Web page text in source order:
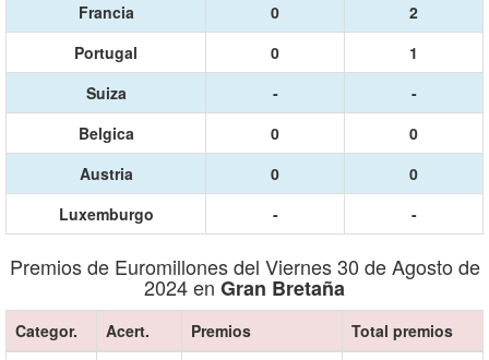
Francia
0
2
Portugal
0
1
Suiza
-
-
Belgica
0
0
Austria
0
0
Luxemburgo
- -
Premios de Euromillones del Viernes 30 de Agosto de
2024 en Gran Bretaña
Categor. Acert. Premios
Total premios